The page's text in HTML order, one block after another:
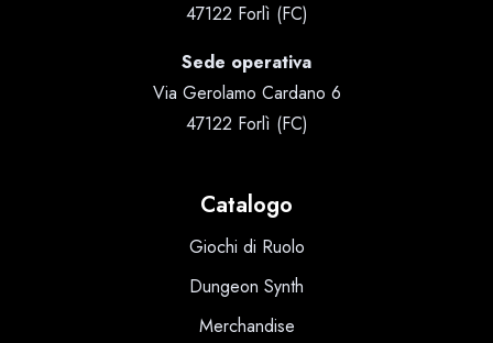
47122 Forlì (FC)
Sede operativa
Via Gerolamo Cardano 6
47122 Forlì (FC)
Catalogo
Giochi di Ruolo
Dungeon Synth
Merchandise